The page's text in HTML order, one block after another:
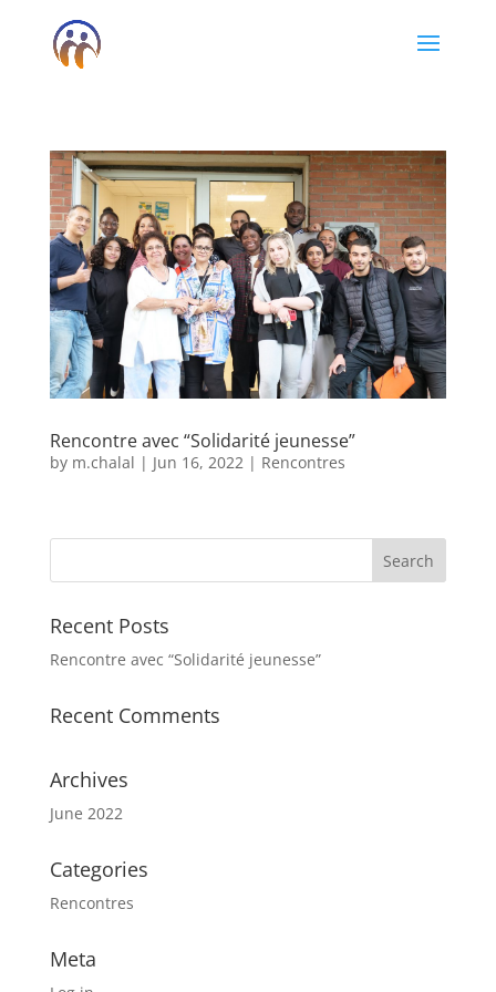
Rencontre avec “Solidarité jeunesse”
by m.chalal | Jun 16, 2022| Rencontres
Recent Posts
Rencontre avec “Solidarité jeunesse”
Recent Comments
Archives
June 2022
Categories
Rencontres
Meta